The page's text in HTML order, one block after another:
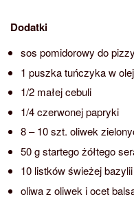
Dodatki
sos pomidorowy do
1 puszka tuńczyka w
1/2 małej cebuli
1/4 czerwonej papryki
8 – 10 szt. oliwek
50 g startego żółtego
10 listków świeżej
oliwa z oliwek i ocet